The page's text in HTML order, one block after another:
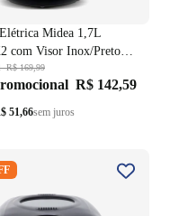
Midea 1,7L
com Visor Inox/Preto
R$ 169,99
R$ 142,59
51,66sem juros
Britânia Multi Pane
Preto 220V